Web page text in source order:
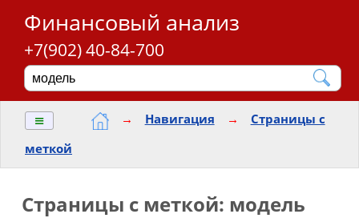
Финансовый анализ
+7(902) 40-84-700
≡ → Навигация →
Страницы с
меткой
Страницы с меткой: модель